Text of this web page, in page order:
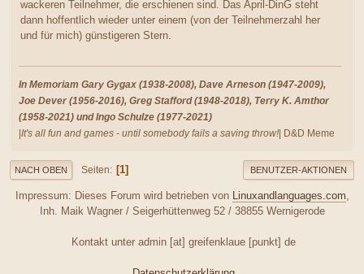
wackeren Teilnehmer, die erschienen sind. Das April-DinG steht
dann hoffentlich wieder unter einem (von der Teilnehmerzahl her
und für mich) günstigeren Stern.
In Memoriam Gary Gygax (1938-2008), Dave Arneson (1947-2009),
Joe Dever (1956-2016), Greg Stafford (1948-2018), Terry K. Amthor
(1958-2021) und Ingo Schulze (1977-2021)
It's all fun and games - until somebody fails a saving throw! | D&D Meme
NACH OBEN Seiten 1 BENUTZER-AKTIONEN
Impressum: Dieses Forum wird betrieben von Linuxandlanguages.com
Inh. Maik Wagner / Seigerhüttenweg 52 / 38855 Wernigerode
Kontakt unter admin [at] greifenklaue [punkt] de